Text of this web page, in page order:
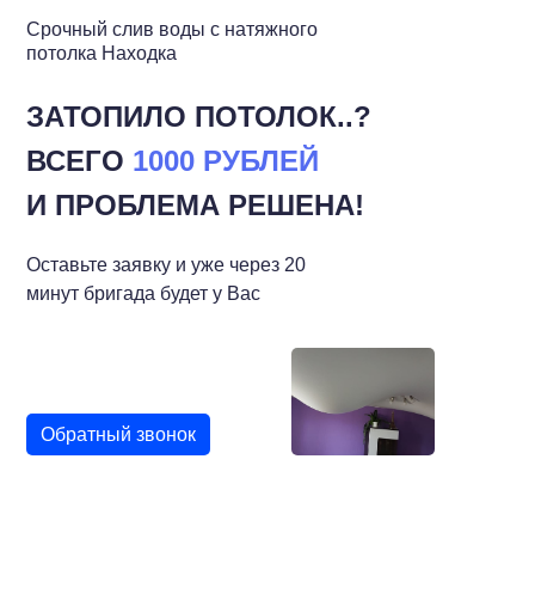
Срочный слив воды с натяжного
потолка Находка
ЗАТОПИЛО ПОТОЛОК..?
ВСЕГО 1000 РУБЛЕЙ
И ПРОБЛЕМА РЕШЕНА!
Оставьте заявку и уже через 20
минут бригада будет у Вас
Обратный звонок